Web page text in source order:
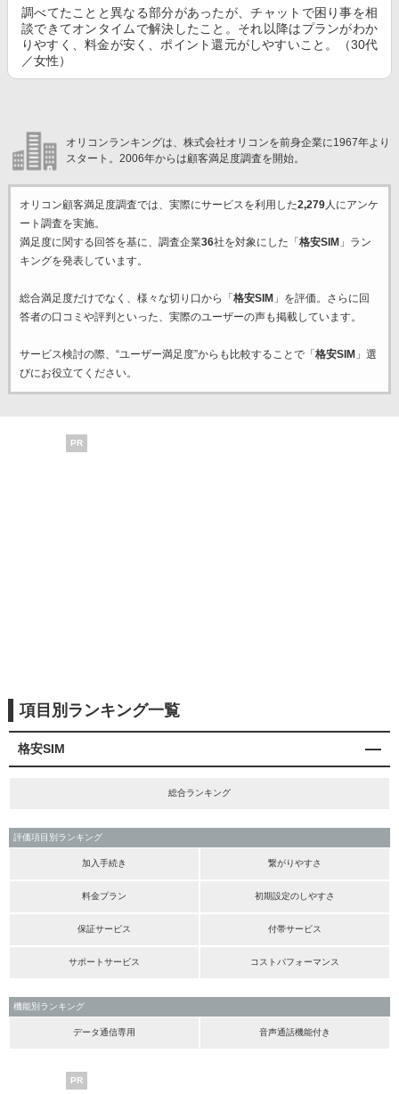
調べてたことと異なる部分があったが、チャットで困り事を相
談できてオンタイムで解決したこと。それ以降はプランがわか
りやすく、料金が安く、ポイント還元がしやすいこと。（30代
／女性）
オリコンランキングは、株式会社オリコンを前身企業に1967年より
スタート。2006年からは顧客満足度調査を開始。
オリコン顧客満足度調査では、実際にサービスを利用した2,279人にアンケ
ート調査を実施。
満足度に関する回答を基に、調査企業36社を対象にした「 格安SIM 」ラン
キングを発表しています。
総合満足度だけでなく、様々な切り口から「 格安SIM 」を評価。さらに回
答者の口コミや評判といった、実際のユーザーの声も掲載しています。
サービス検討の際、“ユーザー満足度”からも比較することで「 格安SIM 」選
びにお役立てください。
PR
項目別ランキング一覧
格安SIM
総合ランキング
評価項目別ランキング
加入手続き 繋がりやすさ
料金プラン 初期設定のしやすさ
保証サービス 付帯サービス
サポートサービス コストパフォーマンス
機能別ランキング
データ通信専用 音声通話機能付き
PR